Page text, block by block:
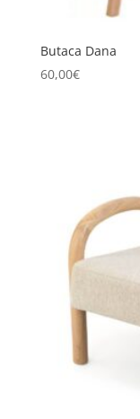
Butaca Dana
60,00€